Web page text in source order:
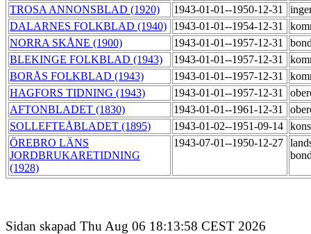
TROSA ANNONSBLAD (1920) 1943-01-01--1950-12-31
DALARNES FOLKBLAD (1940)
1943-01-01--1954-12-31
NORRA SKÅNE (1900)
1943-01-01--1957-12-31
BLEKINGE FOLKBLAD (1943)
1943-01-01--1957-12-31
BORÅS FOLKBLAD (1943)
1943-01-01--1957-12-31
HAGFORS TIDNING (1943)
1943-01-01--1957-12-31
AFTONBLADET (1830)
1943-01-01--1961-12-31
SOLLEFTEÅBLADET (1895)
1943-01-02--1951-09-14
ÖREBRO LÄNS
JORDBRUKARETIDNING
(1928)
1943-07-01--1950-12-27
Sidan skapad Thu Aug 06 18:13:58 CEST 2026